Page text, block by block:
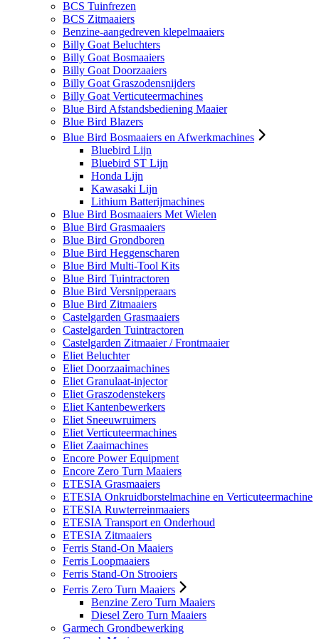
BCS Tuinfrezen
BCS Zitmaaiers
Benzine-aangedreven klepelmaaiers
Billy Goat Beluchters
Billy Goat Bosmaaiers
Billy Goat Doorzaaiers
Billy Goat Graszodensnijders
Billy Goat Verticuteermachines
Blue Bird Afstandsbediening Maaier
Blue Bird Blazers
Blue Bird Bosmaaiers en Afwerkmachines
Bluebird Lijn
Bluebird ST Lijn
Honda Lijn
Kawasaki Lijn
Lithium Batterijmachines
Blue Bird Bosmaaiers Met Wielen
Blue Bird Grasmaaiers
Blue Bird Grondboren
Blue Bird Heggenscharen
Blue Bird Multi-Tool Kits
Blue Bird Tuintractoren
Blue Bird Versnipperaars
Blue Bird Zitmaaiers
Castelgarden Grasmaaiers
Castelgarden Tuintractoren
Castelgarden Zitmaaier / Frontmaaier
Eliet Beluchter
Eliet Doorzaaimachines
Eliet Granulaat-injector
Eliet Graszodenstekers
Eliet Kantenbewerkers
Eliet Sneeuwruimers
Eliet Verticuteermachines
Eliet Zaaimachines
Encore Power Equipment
Encore Zero Turn Maaiers
ETESIA Grasmaaiers
ETESIA Onkruidborstelmachine en Verticuteermachine
ETESIA Ruwterreinmaaiers
ETESIA Transport en Onderhoud
ETESIA Zitmaaiers
Ferris Stand-On Maaiers
Ferris Loopmaaiers
Ferris Stand-On Strooiers
Ferris Zero Turn Maaiers
Benzine Zero Turn Maaiers
Diesel Zero Turn Maaiers
Garmech Grondbewerking